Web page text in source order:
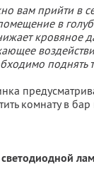
вам прийти в
в
кровяное
поднять
комнату в